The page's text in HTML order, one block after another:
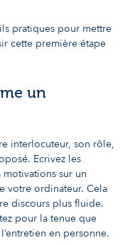
pratiques pour mettre
cette première étape
un
interlocuteur, son rôle,
Ecrivez les
sur un
votre ordinateur. Cela
discours plus fluide.
pour la tenue que
en personne.